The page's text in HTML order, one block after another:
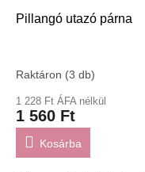
Pillangó utazó párna
Raktáron (3 db)
1 228 Ft ÁFA nélkül
1 560 Ft
Kosárba